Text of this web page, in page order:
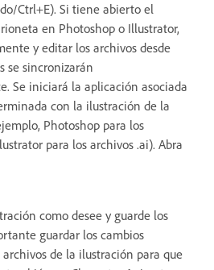
Ctrl+E). Si tiene abierto el
en Photoshop o Illustrator,
y editar los archivos desde
se sincronizarán
Se iniciará la aplicación asociada
con la ilustración de la
Photoshop para los
para los archivos .ai). Abra
como desee y guarde los
guardar los cambios
archivos de la ilustración para que